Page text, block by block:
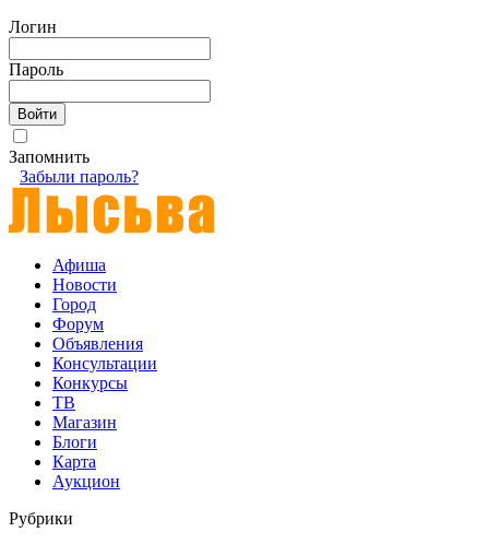
Логин
Пароль
Запомнить
Забыли пароль?
Афиша
Новости
Город
Форум
Объявления
Консультации
Конкурсы
ТВ
Магазин
Блоги
Карта
Аукцион
Рубрики